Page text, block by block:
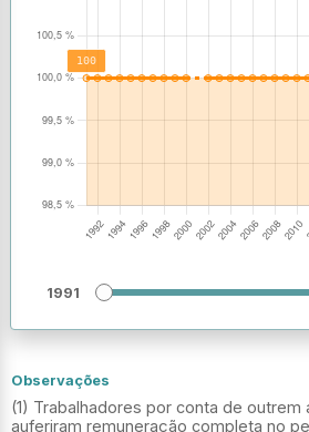
1991
Observações
(1) Trabalhadores por conta de
auferiram remuneração completa no